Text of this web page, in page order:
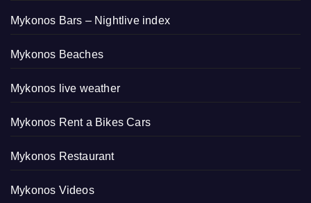
Mykonos Bars – Nightlive index
Mykonos Beaches
Mykonos live weather
Mykonos Rent a Bikes Cars
Mykonos Restaurant
Mykonos Videos